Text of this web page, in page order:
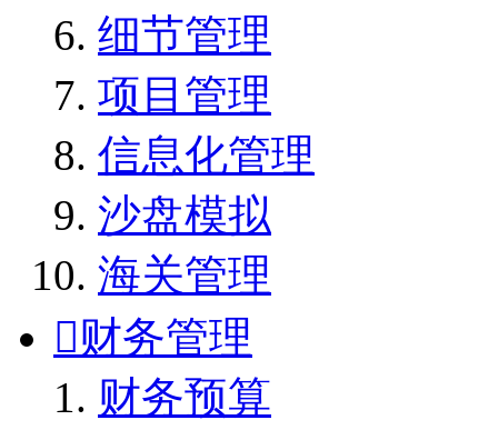
细节管理
项目管理
信息化管理
沙盘模拟
海关管理
财务管理
财务预算